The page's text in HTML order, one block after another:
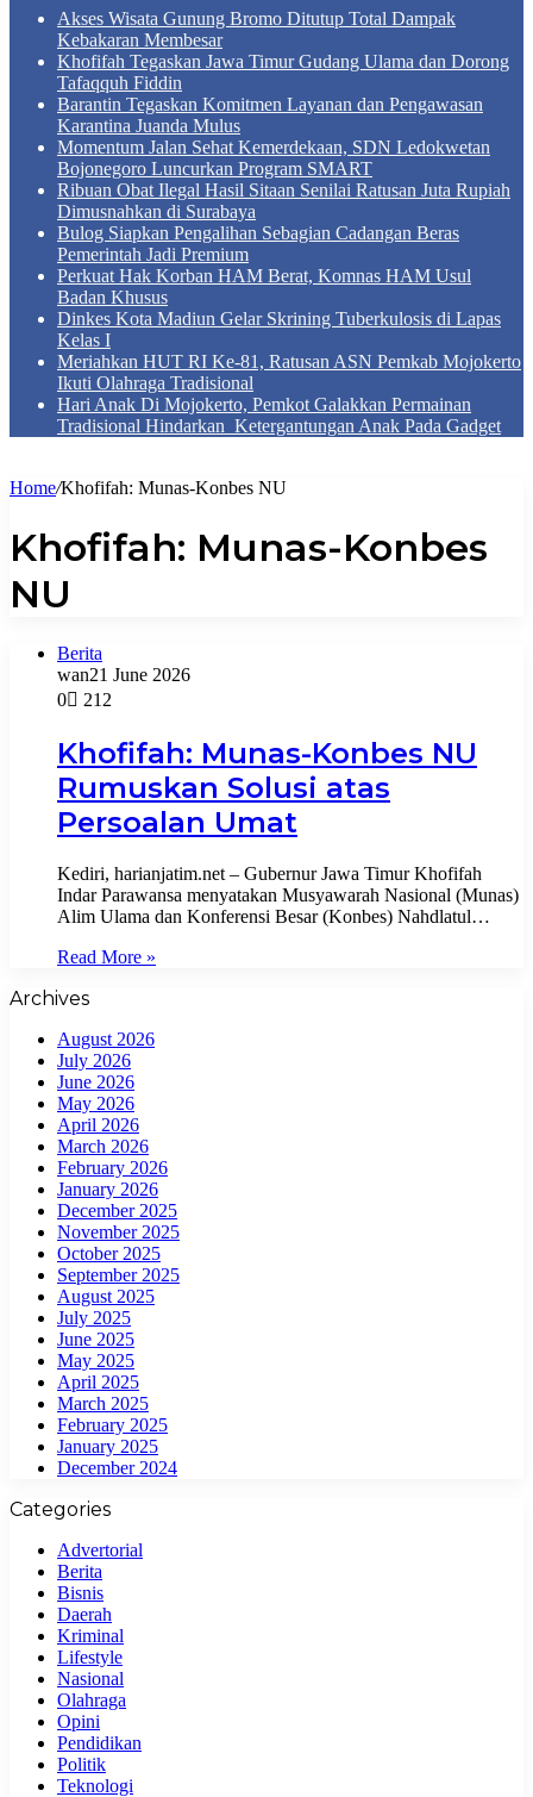
Akses Wisata Gunung Bromo Ditutup Total Dampak
Kebakaran Membesar
Khofifah Tegaskan Jawa Timur Gudang Ulama dan Dorong
Tafaqquh Fiddin
Barantin Tegaskan Komitmen Layanan dan Pengawasan
Karantina Juanda Mulus
Momentum Jalan Sehat Kemerdekaan, SDN Ledokwetan
Bojonegoro Luncurkan Program SMART
Ribuan Obat Ilegal Hasil Sitaan Senilai Ratusan Juta Rupiah
Dimusnahkan di Surabaya
Bulog Siapkan Pengalihan Sebagian Cadangan Beras
Pemerintah Jadi Premium
Perkuat Hak Korban HAM Berat, Komnas HAM Usul
Badan Khusus
Dinkes Kota Madiun Gelar Skrining Tuberkulosis di Lapas
Kelas I
Meriahkan HUT RI Ke-81, Ratusan ASN Pemkab Mojokerto
Ikuti Olahraga Tradisional
Hari Anak Di Mojokerto, Pemkot Galakkan Permainan
Tradisional Hindarkan Ketergantungan Anak Pada Gadget
Home/Khofifah: Munas-Konbes NU
Khofifah: Munas-Konbes
NU
Berita
wan21 June 2026
0
212
Khofifah: Munas-Konbes NU
Rumuskan Solusi atas
Persoalan Umat
Kediri, harianjatim.net – Gubernur Jawa Timur Khofifah
Indar Parawansa menyatakan Musyawarah Nasional (Munas)
Alim Ulama dan Konferensi Besar (Konbes) Nahdlatul…
Read More »
Archives
August 2026
July 2026
June 2026
May 2026
April 2026
March 2026
February 2026
January 2026
December 2025
November 2025
October 2025
September 2025
August 2025
July 2025
June 2025
May 2025
April 2025
March 2025
February 2025
January 2025
December 2024
Categories
Advertorial
Berita
Bisnis
Daerah
Kriminal
Lifestyle
Nasional
Olahraga
Opini
Pendidikan
Politik
Teknologi